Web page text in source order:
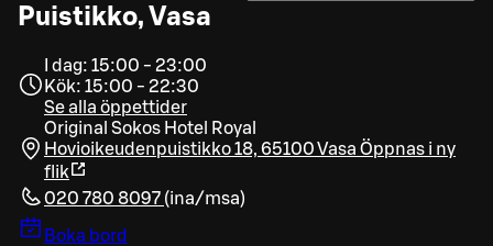
Puistikko, Vasa
I dag: 15:00 - 23:00
Kök: 15:00 - 22:30
Se alla öppettider
Original Sokos Hotel Royal
Hovioikeudenpuistikko 18, 65100 Vasa Öppnas i ny
flik
020 780 8097 (ina/msa)
Boka bord